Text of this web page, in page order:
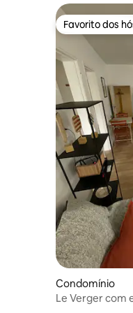
Favorito dos
Favorito dos
Condomínio
Le Verger com